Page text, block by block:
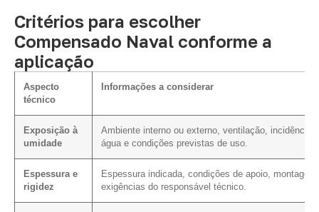
Critérios para escolher
Compensado Naval conforme a
aplicação
Aspecto
técnico
Informações a considerar
Exposição à
umidade
Ambiente interno ou externo, ventilação, incidência
água e condições previstas de uso.
Espessura e
rigidez
Espessura indicada, condições de apoio, montagem
exigências do responsável técnico.